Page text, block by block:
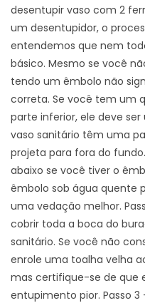
desentupir vaso com 2
um desentupidor, o
entendemos que nem
básico. Mesmo se você
tendo um êmbolo não
correta. Se você tem um
parte inferior, ele deve ser
vaso sanitário têm uma
projeta para fora do
abaixo se você tiver o
êmbolo sob água quente
uma vedação melhor.
cobrir toda a boca do
sanitário. Se você não
enrole uma toalha velha
mas certifique-se de que
entupimento pior. Passo